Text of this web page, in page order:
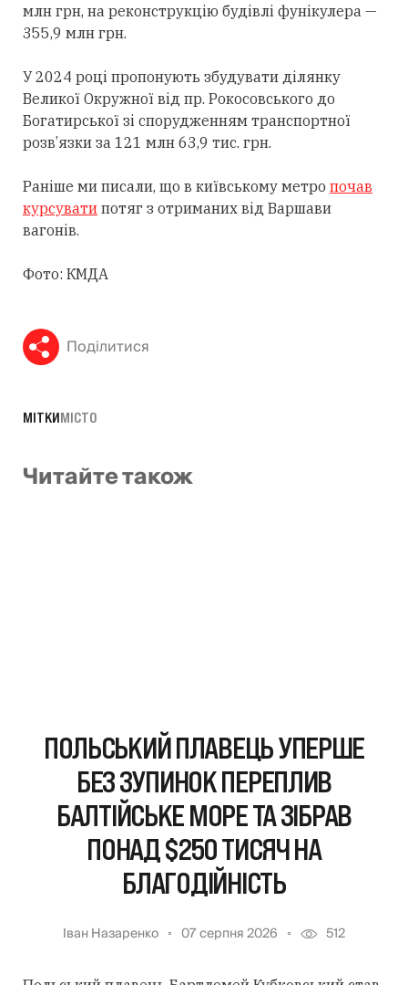
млн грн, на реконструкцію будівлі фунікулера —
355,9 млн грн.
У 2024 році пропонують збудувати ділянку
Великої Окружної від пр. Рокосовського до
Богатирської зі спорудженням транспортної
розв’язки за 121 млн 63,9 тис. грн.
Раніше ми писали, що в київському метро почав
курсувати потяг з отриманих від Варшави
вагонів.
Фото: КМДА
Поділитися
МІТКИМІСТО
Читайте також
ПОЛЬСЬКИЙ ПЛАВЕЦЬ УПЕРШЕ
БЕЗ ЗУПИНОК ПЕРЕПЛИВ
БАЛТІЙСЬКЕ МОРЕ ТА ЗІБРАВ
ПОНАД $250 ТИСЯЧ НА
БЛАГОДІЙНІСТЬ
Іван Назаренко 07 серпня 2026 512